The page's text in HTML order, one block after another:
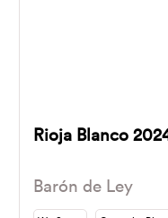
Rioja Blanco
Barón de Ley